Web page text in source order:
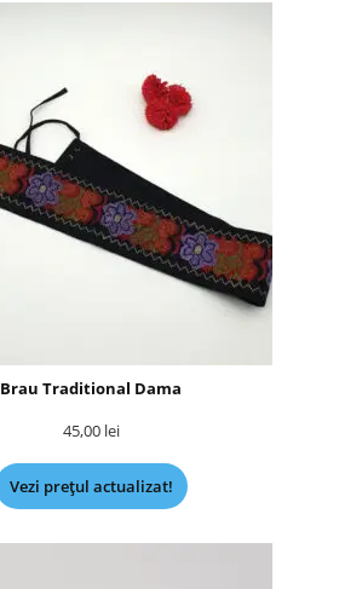
Brau Traditional Dama
45,00 lei
Vezi prețul actualizat!